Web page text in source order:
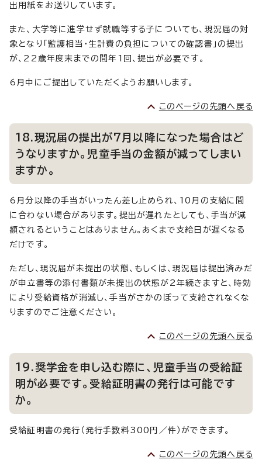
出用紙をお送りしています。
また、大学等に進学せず就職等する子についても、現況届の対
象となり「監護相当・生計費の負担についての確認書」の提出
が、22歳年度末までの間年1回、提出が必要です。
6月中にご提出していただくようお願いします。
このページの先頭へ戻る
18.現況届の提出が7月以降になった場合はど
うなりますか。児童手当の金額が減ってしまい
ますか。
6月分以降の手当がいったん差し止められ、10月の支給に間
に合わない場合があります。提出が遅れたとしても、手当が減
額されるということはありません。あくまで支給日が遅くなる
だけです。
ただし、現況届が未提出の状態、もしくは、現況届は提出済みだ
が申立書等の添付書類が未提出の状態が2年続きますと、時効
により受給資格が消滅し、手当がさかのぼって支給されなくな
りますのでご注意ください。
このページの先頭へ戻る
19.奨学金を申し込む際に、児童手当の受給証
明が必要です。受給証明書の発行は可能です
か。
受給証明書の発行（発行手数料300円／件）ができます。
このページの先頭へ戻る